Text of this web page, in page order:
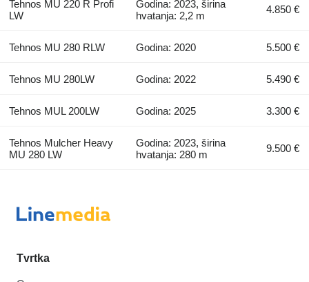
Tehnos MU 220 R Profi
LW
Godina: 2023, širina
hvatanja: 2,2 m
4.850 €
Tehnos MU 280 RLW Godina: 2020 5.500 €
Tehnos MU 280LW Godina: 2022 5.490 €
Tehnos MUL 200LW Godina: 2025 3.300 €
Tehnos Mulcher Heavy
MU 280 LW
Godina: 2023, širina
hvatanja: 280 m
9.500 €
Tvrtka